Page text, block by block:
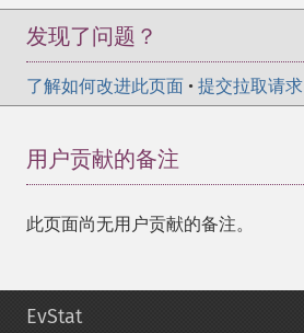
发现了问题？
了解如何改进此页面 • 提交拉取请求
用户贡献的备注
此页面尚无用户贡献的备注。
EvStat